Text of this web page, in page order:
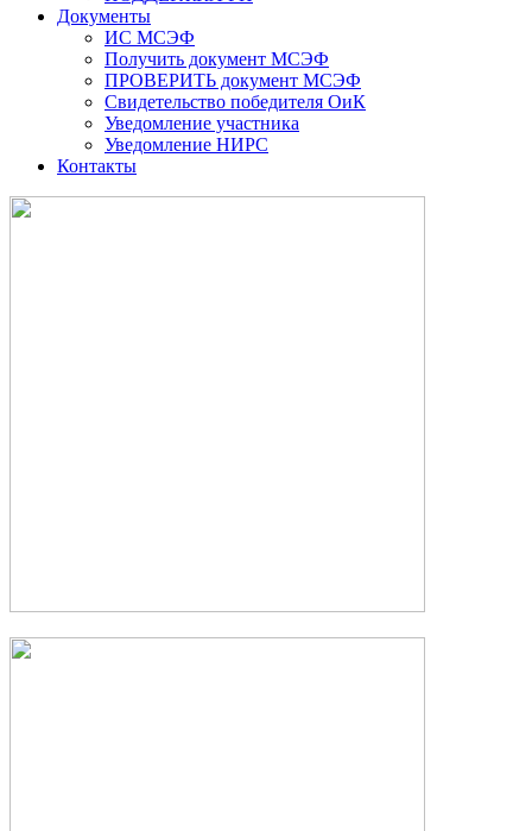
Документы
ИС МСЭФ
Получить документ МСЭФ
ПРОВЕРИТЬ документ МСЭФ
Свидетельство победителя ОиК
Уведомление участника
Уведомление НИРС
Контакты